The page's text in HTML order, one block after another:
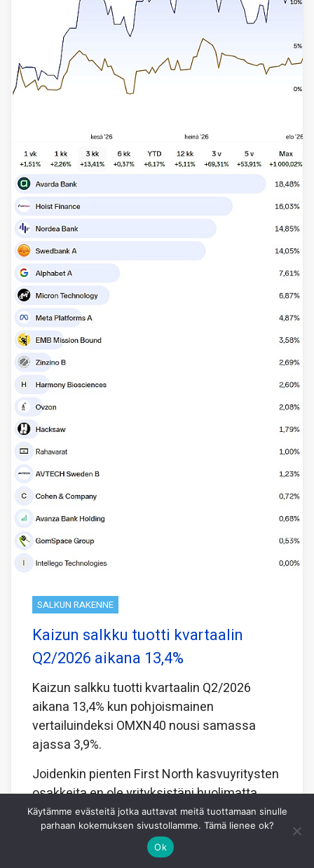
SALKUN RAKENNE
Kaizun salkku tuotti kvartaalin
Q2/2026 aikana 13,4%
Kaizun salkku tuotti kvartaalin Q2/2026
aikana 13,4% kun pohjoismainen
vertailuindeksi OMXN40 nousi samassa
ajassa 3,9%.
Joidenkin pienten First North kasvuyritysten
osakkeita en ole yrityksistäni huolimatta
onnistunut
Käytämme evästeitä jotka auttavat meitä tuottamaan sinulle
parhaan kokemuksen sivustollamme. Tämä lienee ok?
Ok